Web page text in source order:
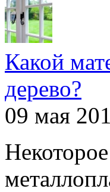
Какой
дерево?
09 мая